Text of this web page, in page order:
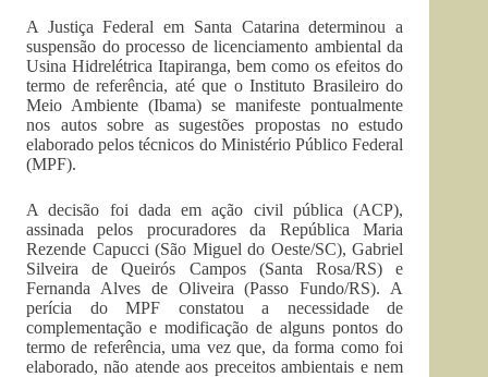
A Justiça Federal em Santa Catarina determinou a
suspensão do processo de licenciamento ambiental da
Usina Hidrelétrica Itapiranga, bem como os efeitos do
termo de referência, até que o Instituto Brasileiro do
Meio Ambiente (Ibama) se manifeste pontualmente
nos autos sobre as sugestões propostas no estudo
elaborado pelos técnicos do Ministério Público Federal
(MPF).
A decisão foi dada em ação civil pública (ACP),
assinada pelos procuradores da República Maria
Rezende Capucci (São Miguel do Oeste/SC), Gabriel
Silveira de Queirós Campos (Santa Rosa/RS) e
Fernanda Alves de Oliveira (Passo Fundo/RS). A
perícia do MPF constatou a necessidade de
complementação e modificação de alguns pontos do
termo de referência, uma vez que, da forma como foi
elaborado, não atende aos preceitos ambientais e nem